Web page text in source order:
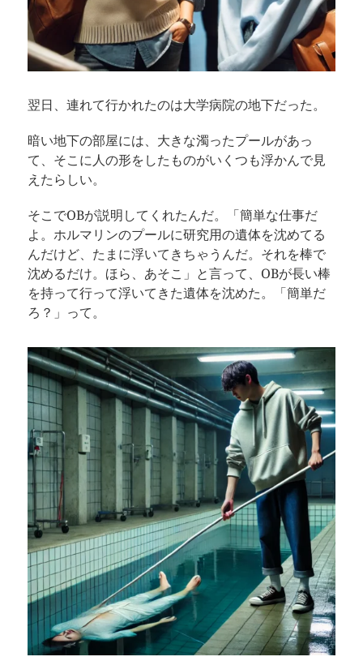
翌日、連れて行かれたのは大学病院の地下だった。
暗い地下の部屋には、大きな濁ったプールがあっ
て、そこに人の形をしたものがいくつも浮かんで見
えたらしい。
そこでOBが説明してくれたんだ。「簡単な仕事だ
よ。ホルマリンのプールに研究用の遺体を沈めてる
んだけど、たまに浮いてきちゃうんだ。それを棒で
沈めるだけ。ほら、あそこ」と言って、OBが長い棒
を持って行って浮いてきた遺体を沈めた。「簡単だ
ろ？」って。